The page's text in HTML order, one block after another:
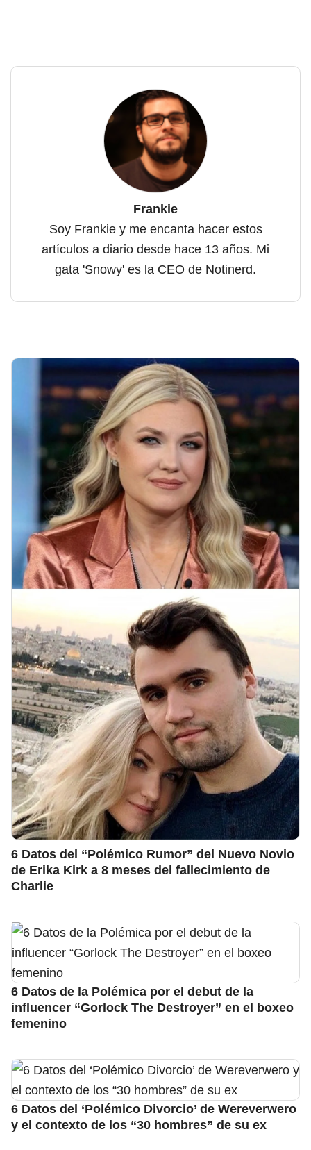
Frankie
Soy Frankie y me encanta hacer estos
artículos a diario desde hace 13 años. Mi
gata 'Snowy' es la CEO de Notinerd.
6 Datos del “Polémico Rumor” del Nuevo Novio
de Erika Kirk a 8 meses del fallecimiento de
Charlie
6 Datos de la Polémica por el debut de la
influencer “Gorlock The Destroyer” en el boxeo
femenino
6 Datos del ‘Polémico Divorcio’ de Wereverwero
y el contexto de los “30 hombres” de su ex